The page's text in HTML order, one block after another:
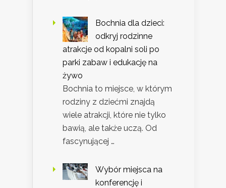
Bochnia dla dzieci:
odkryj rodzinne
atrakcje od kopalni soli po
parki zabaw i edukację na
żywo
Bochnia to miejsce, w którym
rodziny z dziećmi znajdą
wiele atrakcji, które nie tylko
bawią, ale także uczą. Od
fascynującej …
Wybór miejsca na
konferencję i